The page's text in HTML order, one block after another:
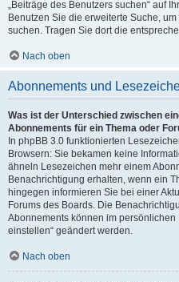
„Beiträge des Benutzers suchen“ auf
Benutzen Sie die erweiterte Suche,
suchen. Tragen Sie dort die
Nach oben
Abonnements und
Was ist der Unterschied zwischen
Abonnements für ein Thema oder
In phpBB 3.0 funktionierten
Browsern: Sie bekamen keine
ähneln Lesezeichen mehr einem
Benachrichtigung erhalten, wenn ein
hingegen informieren Sie bei einer
Forums des Boards. Die
Abonnements können im
einstellen“ geändert werden.
Nach oben